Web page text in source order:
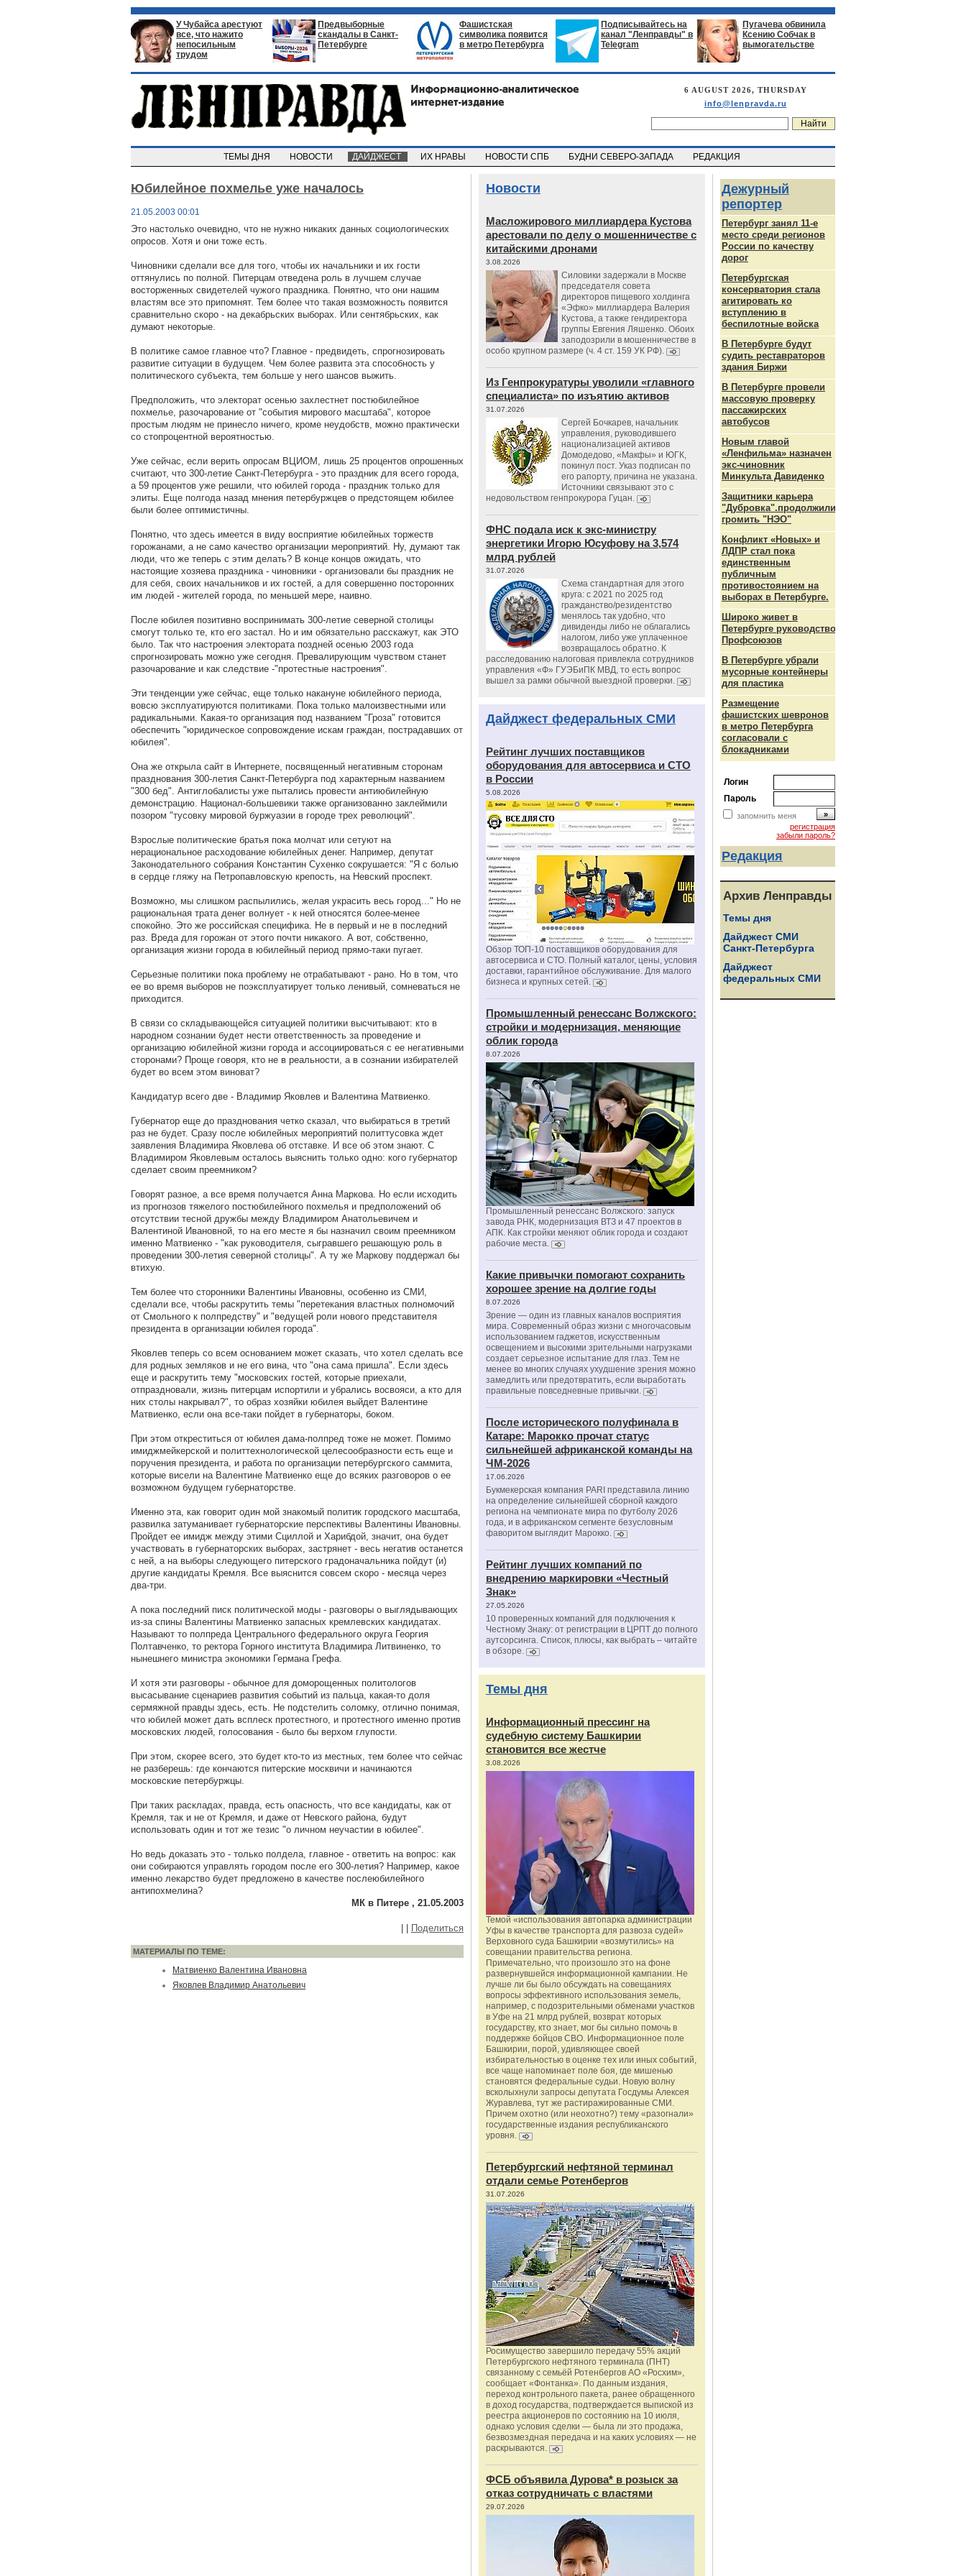
У Чубайса арестуют
все, что нажито
непосильным
трудом
Предвыборные
скандалы в Санкт-
Петербурге
Фашистская
символика появится
в метро Петербурга
Подписывайтесь на
канал "Ленправды" в
Telegram
Пугачева обвинила
Ксению Собчак в
вымогательстве
6 AUGUST 2026, THURSDAY
info@lenpravda.ru
ТЕМЫ ДНЯ НОВОСТИ ДАЙДЖЕСТ ИХ НРАВЫ НОВОСТИ СПБ БУДНИ СЕВЕРО-ЗАПАДА РЕДАКЦИЯ
Юбилейное похмелье уже началось
21.05.2003 00:01
Это настолько очевидно, что не нужно никаких данных социологических
опросов. Хотя и они тоже есть.
Чиновники сделали все для того, чтобы их начальники и их гости
оттянулись по полной. Питерцам отведена роль в лучшем случае
восторженных свидетелей чужого праздника. Понятно, что они нашим
властям все это припомнят. Тем более что такая возможность появится
сравнительно скоро - на декабрьских выборах. Или сентябрьских, как
думают некоторые.
В политике самое главное что? Главное - предвидеть, спрогнозировать
развитие ситуации в будущем. Чем более развита эта способность у
политического субъекта, тем больше у него шансов выжить.
Предположить, что электорат осенью захлестнет постюбилейное
похмелье, разочарование от "события мирового масштаба", которое
простым людям не принесло ничего, кроме неудобств, можно практически
со стопроцентной вероятностью.
Уже сейчас, если верить опросам ВЦИОМ, лишь 25 процентов опрошенных
считают, что 300-летие Санкт-Петербурга - это праздник для всего города,
а 59 процентов уже решили, что юбилей города - праздник только для
элиты. Еще полгода назад мнения петербуржцев о предстоящем юбилее
были более оптимистичны.
Понятно, что здесь имеется в виду восприятие юбилейных торжеств
горожанами, а не само качество организации мероприятий. Ну, думают так
люди, что же теперь с этим делать? В конце концов ожидать, что
настоящие хозяева праздника - чиновники - организовали бы праздник не
для себя, своих начальников и их гостей, а для совершенно посторонних
им людей - жителей города, по меньшей мере, наивно.
После юбилея позитивно воспринимать 300-летие северной столицы
смогут только те, кто его застал. Но и им обязательно расскажут, как ЭТО
было. Так что настроения электората поздней осенью 2003 года
спрогнозировать можно уже сегодня. Превалирующим чувством станет
разочарование и как следствие -"протестные настроения".
Эти тенденции уже сейчас, еще только накануне юбилейного периода,
вовсю эксплуатируются политиками. Пока только малоизвестными или
радикальными. Какая-то организация под названием "Гроза" готовится
обеспечить "юридическое сопровождение искам граждан, пострадавших от
юбилея".
Она же открыла сайт в Интернете, посвященный негативным сторонам
празднования 300-летия Санкт-Петербурга под характерным названием
"300 бед". Антиглобалисты уже пытались провести антиюбилейную
демонстрацию. Национал-большевики также организованно заклеймили
позором "тусовку мировой буржуазии в городе трех революций".
Взрослые политические братья пока молчат или сетуют на
нерациональное расходование юбилейных денег. Например, депутат
Законодательного собрания Константин Сухенко сокрушается: "Я с болью
в сердце гляжу на Петропавловскую крепость, на Невский проспект.
Возможно, мы слишком распылились, желая украсить весь город..." Но не
рациональная трата денег волнует - к ней относятся более-менее
спокойно. Это же российская специфика. Не в первый и не в последний
раз. Вреда для горожан от этого почти никакого. А вот, собственно,
организация жизни города в юбилейный период прямо-таки пугает.
Серьезные политики пока проблему не отрабатывают - рано. Но в том, что
ее во время выборов не поэксплуатирует только ленивый, сомневаться не
приходится.
В связи со складывающейся ситуацией политики высчитывают: кто в
народном сознании будет нести ответственность за проведение и
организацию юбилейной жизни города и ассоциироваться с ее негативными
сторонами? Проще говоря, кто не в реальности, а в сознании избирателей
будет во всем этом виноват?
Кандидатур всего две - Владимир Яковлев и Валентина Матвиенко.
Губернатор еще до празднования четко сказал, что выбираться в третий
раз не будет. Сразу после юбилейных мероприятий политтусовка ждет
заявления Владимира Яковлева об отставке. И все об этом знают. С
Владимиром Яковлевым осталось выяснить только одно: кого губернатор
сделает своим преемником?
Говорят разное, а все время получается Анна Маркова. Но если исходить
из прогнозов тяжелого постюбилейного похмелья и предположений об
отсутствии тесной дружбы между Владимиром Анатольевичем и
Валентиной Ивановной, то на его месте я бы назначил своим преемником
именно Матвиенко - "как руководителя, сыгравшего решающую роль в
проведении 300-летия северной столицы". А ту же Маркову поддержал бы
втихую.
Тем более что сторонники Валентины Ивановны, особенно из СМИ,
сделали все, чтобы раскрутить темы "перетекания властных полномочий
от Смольного к полпредству" и "ведущей роли нового представителя
президента в организации юбилея города".
Яковлев теперь со всем основанием может сказать, что хотел сделать все
для родных земляков и не его вина, что "она сама пришла". Если здесь
еще и раскрутить тему "московских гостей, которые приехали,
отпраздновали, жизнь питерцам испортили и убрались восвояси, а кто для
них столы накрывал?", то образ хозяйки юбилея выйдет Валентине
Матвиенко, если она все-таки пойдет в губернаторы, боком.
При этом откреститься от юбилея дама-полпред тоже не может. Помимо
имиджмейкерской и политтехнологической целесообразности есть еще и
поручения президента, и работа по организации петербургского саммита,
которые висели на Валентине Матвиенко еще до всяких разговоров о ее
возможном будущем губернаторстве.
Именно эта, как говорит один мой знакомый политик городского масштаба,
развилка затуманивает губернаторские перспективы Валентины Ивановны.
Пройдет ее имидж между этими Сциллой и Харибдой, значит, она будет
участвовать в губернаторских выборах, застрянет - весь негатив останется
с ней, а на выборы следующего питерского градоначальника пойдут (и)
другие кандидаты Кремля. Все выяснится совсем скоро - месяца через
два-три.
А пока последний писк политической моды - разговоры о выглядывающих
из-за спины Валентины Матвиенко запасных кремлевских кандидатах.
Называют то полпреда Центрального федерального округа Георгия
Полтавченко, то ректора Горного института Владимира Литвиненко, то
нынешнего министра экономики Германа Грефа.
И хотя эти разговоры - обычное для доморощенных политологов
высасывание сценариев развития событий из пальца, какая-то доля
сермяжной правды здесь, есть. Не подстелить соломку, отлично понимая,
что юбилей может дать всплеск протестного, и протестного именно против
московских людей, голосования - было бы верхом глупости.
При этом, скорее всего, это будет кто-то из местных, тем более что сейчас
не разберешь: где кончаются питерские москвичи и начинаются
московские петербуржцы.
При таких раскладах, правда, есть опасность, что все кандидаты, как от
Кремля, так и не от Кремля, и даже от Невского района, будут
использовать один и тот же тезис "о личном неучастии в юбилее".
Но ведь доказать это - только полдела, главное - ответить на вопрос: как
они собираются управлять городом после его 300-летия? Например, какое
именно лекарство будет предложено в качестве послеюбилейного
антипохмелина?
МК в Питере , 21.05.2003
Поделиться
МАТЕРИАЛЫ ПО ТЕМЕ:
Матвиенко Валентина Ивановна
Яковлев Владимир Анатольевич
Новости
Масложирового миллиардера Кустова
арестовали по делу о мошенничестве с
китайскими дронами
3.08.2026
Силовики задержали в Москве
председателя совета
директоров пищевого холдинга
«Эфко» миллиардера Валерия
Кустова, а также гендиректора
группы Евгения Ляшенко. Обоих
заподозрили в мошенничестве в
особо крупном размере (ч. 4 ст. 159 УК РФ).
Из Генпрокуратуры уволили «главного
специалиста» по изъятию активов
31.07.2026
Сергей Бочкарев, начальник
управления, руководившего
национализацией активов
Домодедово, «Макфы» и ЮГК,
покинул пост. Указ подписан по
его рапорту, причина не указана.
Источники связывают это с
недовольством генпрокурора Гуцан.
ФНС подала иск к экс-министру
энергетики Игорю Юсуфову на 3,574
млрд рублей
31.07.2026
Схема стандартная для этого
круга: с 2021 по 2025 год
гражданство/резидентство
менялось так удобно, что
дивиденды либо не облагались
налогом, либо уже уплаченное
возвращалось обратно. К
расследованию налоговая привлекла сотрудников
управления «Ф» ГУЭБиПК МВД, то есть вопрос
вышел за рамки обычной выездной проверки.
Дайджест федеральных СМИ
Рейтинг лучших поставщиков
оборудования для автосервиса и СТО
в России
5.08.2026
Обзор ТОП-10 поставщиков оборудования для
автосервиса и СТО. Полный каталог, цены, условия
доставки, гарантийное обслуживание. Для малого
бизнеса и крупных сетей.
Промышленный ренессанс Волжского:
стройки и модернизация, меняющие
облик города
8.07.2026
Промышленный ренессанс Волжского: запуск
завода РНК, модернизация ВТЗ и 47 проектов в
АПК. Как стройки меняют облик города и создают
рабочие места.
Какие привычки помогают сохранить
хорошее зрение на долгие годы
8.07.2026
Зрение — один из главных каналов восприятия
мира. Современный образ жизни с многочасовым
использованием гаджетов, искусственным
освещением и высокими зрительными нагрузками
создает серьезное испытание для глаз. Тем не
менее во многих случаях ухудшение зрения можно
замедлить или предотвратить, если выработать
правильные повседневные привычки.
После исторического полуфинала в
Катаре: Марокко прочат статус
сильнейшей африканской команды на
ЧМ-2026
17.06.2026
Букмекерская компания PARI представила линию
на определение сильнейшей сборной каждого
региона на чемпионате мира по футболу 2026
года, и в африканском сегменте безусловным
фаворитом выглядит Марокко.
Рейтинг лучших компаний по
внедрению маркировки «Честный
Знак»
27.05.2026
10 проверенных компаний для подключения к
Честному Знаку: от регистрации в ЦРПТ до полного
аутсорсинга. Список, плюсы, как выбрать – читайте
в обзоре.
Темы дня
Информационный прессинг на
судебную систему Башкирии
становится все жестче
3.08.2026
Темой «использования автопарка администрации
Уфы в качестве транспорта для развоза судей»
Верховного суда Башкирии «возмутились» на
совещании правительства региона.
Примечательно, что произошло это на фоне
развернувшейся информационной кампании. Не
лучше ли бы было обсуждать на совещаниях
вопросы эффективного использования земель,
например, с подозрительными обменами участков
в Уфе на 21 млрд рублей, возврат которых
государству, кто знает, мог бы сильно помочь в
поддержке бойцов СВО. Информационное поле
Башкирии, порой, удивляющее своей
избирательностью в оценке тех или иных событий,
все чаще напоминает поле боя, где мишенью
становятся федеральные судьи. Новую волну
всколыхнули запросы депутата Госдумы Алексея
Журавлева, тут же растиражированные СМИ.
Причем охотно (или неохотно?) тему «разогнали»
государственные издания республиканского
уровня.
Петербургский нефтяной терминал
отдали семье Ротенбергов
31.07.2026
Росимущество завершило передачу 55% акций
Петербургского нефтяного терминала (ПНТ)
связанному с семьёй Ротенбергов АО «Росхим»,
сообщает «Фонтанка». По данным издания,
переход контрольного пакета, ранее обращенного
в доход государства, подтверждается выпиской из
реестра акционеров по состоянию на 10 июля,
однако условия сделки — была ли это продажа,
безвозмездная передача и на каких условиях — не
раскрываются.
ФСБ объявила Дурова* в розыск за
отказ сотрудничать с властями
29.07.2026
Дежурный
репортер
Петербург занял 11-е
место среди регионов
России по качеству
дорог
Петербургская
консерватория стала
агитировать ко
вступлению в
беспилотные войска
В Петербурге будут
судить реставраторов
здания Биржи
В Петербурге провели
массовую проверку
пассажирских
автобусов
Новым главой
«Ленфильма» назначен
экс-чиновник
Минкульта Давиденко
Защитники карьера
"Дубровка".продолжили
громить "НЭО"
Конфликт «Новых» и
ЛДПР стал пока
единственным
публичным
противостоянием на
выборах в Петербурге.
Широко живет в
Петербурге руководство
Профсоюзов
В Петербурге убрали
мусорные контейнеры
для пластика
Размещение
фашистских шевронов
в метро Петербурга
согласовали с
блокадниками
Логин
Пароль
запомнить меня
регистрация
забыли пароль?
Редакция
Архив Ленправды
Темы дня
Дайджест СМИ
Санкт-Петербурга
Дайджест
федеральных СМИ